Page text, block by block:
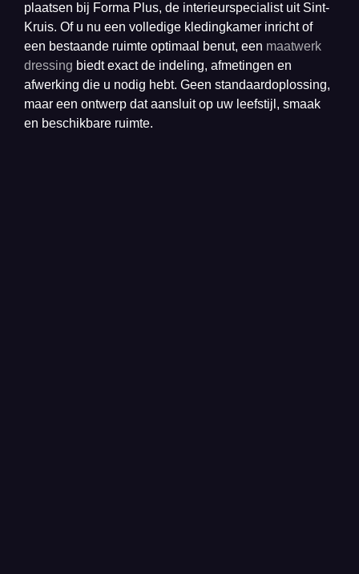
plaatsen bij Forma Plus, de interieurspecialist uit Sint-
Kruis. Of u nu een volledige kledingkamer inricht of
een bestaande ruimte optimaal benut, een maatwerk
dressing biedt exact de indeling, afmetingen en
afwerking die u nodig hebt. Geen standaardoplossing,
maar een ontwerp dat aansluit op uw leefstijl, smaak
en beschikbare ruimte.